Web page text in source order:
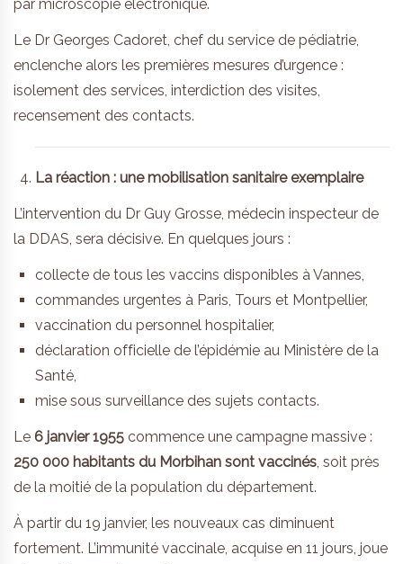
par microscopie électronique.
Le Dr Georges Cadoret, chef du service de pédiatrie,
enclenche alors les premières mesures d’urgence :
isolement des services, interdiction des visites,
recensement des contacts.
La réaction : une mobilisation sanitaire exemplaire
L’intervention du Dr Guy Grosse, médecin inspecteur de
la DDAS, sera décisive. En quelques jours :
collecte de tous les vaccins disponibles à Vannes,
commandes urgentes à Paris, Tours et Montpellier,
vaccination du personnel hospitalier,
déclaration officielle de l’épidémie au Ministère de la
Santé,
mise sous surveillance des sujets contacts.
Le 6 janvier 1955 commence une campagne massive :
250 000 habitants du Morbihan sont vaccinés, soit près
de la moitié de la population du département.
À partir du 19 janvier, les nouveaux cas diminuent
fortement. L’immunité vaccinale, acquise en 11 jours, joue